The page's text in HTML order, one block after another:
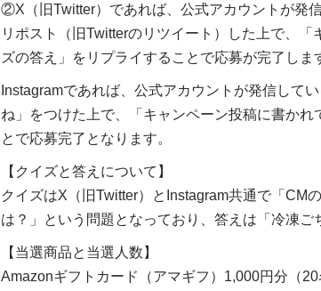
②X（旧Twitter）であれば、公式アカウントが発
リポスト（旧Twitterのリツイート）した上で、
ズの答え」をリプライすることで応募が完了しま
Instagramであれば、公式アカウントが発信して
ね」をつけた上で、「キャンペーン投稿に書かれ
とで応募完了となります。
【クイズと答えについて】
クイズはX（旧Twitter）とInstagram共通で「CM
は？」という問題となっており、答えは「冷凍ご
【当選商品と当選人数】
Amazonギフトカード（アマギフ）1,000円分（20